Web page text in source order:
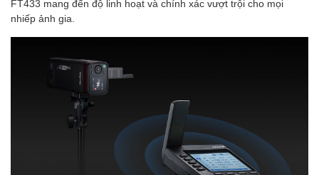
FT433 mang đến độ linh hoạt và chính xác vượt trội cho mọi
nhiếp ảnh gia.